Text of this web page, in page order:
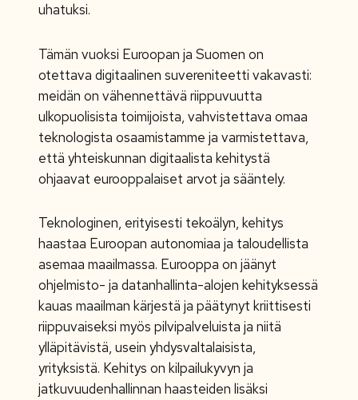
uhatuksi.
Tämän vuoksi Euroopan ja Suomen on
otettava digitaalinen suvereniteetti vakavasti:
meidän on vähennettävä riippuvuutta
ulkopuolisista toimijoista, vahvistettava omaa
teknologista osaamistamme ja varmistettava,
että yhteiskunnan digitaalista kehitystä
ohjaavat eurooppalaiset arvot ja sääntely.
Teknologinen, erityisesti tekoälyn, kehitys
haastaa Euroopan autonomiaa ja taloudellista
asemaa maailmassa. Eurooppa on jäänyt
ohjelmisto- ja datanhallinta-alojen kehityksessä
kauas maailman kärjestä ja päätynyt kriittisesti
riippuvaiseksi myös pilvipalveluista ja niitä
ylläpitävistä, usein yhdysvaltalaisista,
yrityksistä. Kehitys on kilpailukyvyn ja
jatkuvuudenhallinnan haasteiden lisäksi